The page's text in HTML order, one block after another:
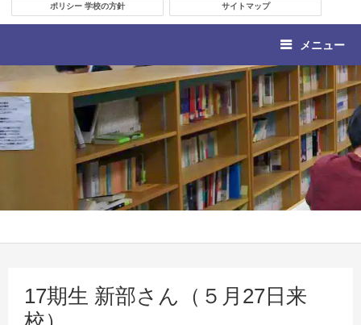
ポリシー 学校の方針 サイトマップ
メニュー
17期生 新部さん（５月27日来